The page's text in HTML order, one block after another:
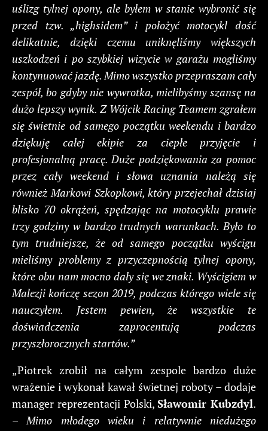
uślizg tylnej opony, ale byłem w stanie wybronić się
przed tzw. „highsidem” i położyć motocykl dość
delikatnie, dzięki czemu uniknęliśmy większych
uszkodzeń i po szybkiej wizycie w garażu mogliśmy
kontynuować jazdę. Mimo wszystko przepraszam cały
zespół, bo gdyby nie wywrotka, mielibyśmy szansę na
dużo lepszy wynik. Z Wójcik Racing Teamem zgrałem
się świetnie od samego początku weekendu i bardzo
dziękuję całej ekipie za ciepłe przyjęcie i
profesjonalną pracę. Duże podziękowania za pomoc
przez cały weekend i słowa uznania należą się
również Markowi Szkopkowi, który przejechał dzisiaj
blisko 70 okrążeń, spędzając na motocyklu prawie
trzy godziny w bardzo trudnych warunkach. Było to
tym trudniejsze, że od samego początku wyścigu
mieliśmy problemy z przyczepnością tylnej opony,
które obu nam mocno dały się we znaki. Wyścigiem w
Malezji kończę sezon 2019, podczas którego wiele się
nauczyłem. Jestem pewien, że wszystkie te
doświadczenia zaprocentują podczas
przyszłorocznych startów.”
„Piotrek zrobił na całym zespole bardzo duże
wrażenie i wykonał kawał świetnej roboty – dodaje
manager reprezentacji Polski,Sławomir Kubzdyl.
– Mimo młodego wieku i relatywnie niedużego